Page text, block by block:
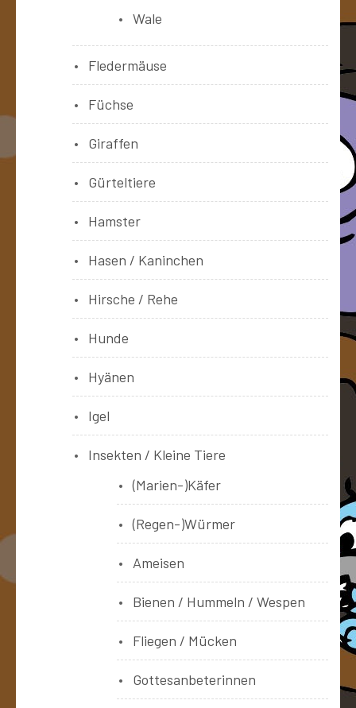
Wale
Fledermäuse
Füchse
Giraffen
Gürteltiere
Hamster
Hasen / Kaninchen
Hirsche / Rehe
Hunde
Hyänen
Igel
Insekten / Kleine Tiere
(Marien-)Käfer
(Regen-)Würmer
Ameisen
Bienen / Hummeln / Wespen
Fliegen / Mücken
Gottesanbeterinnen